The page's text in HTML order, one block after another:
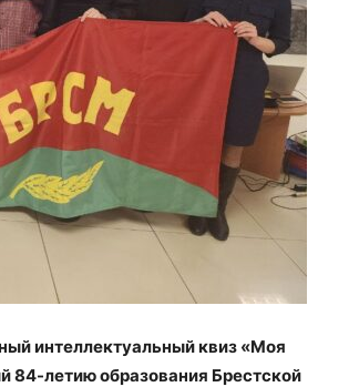
интеллектуальный квиз «Моя
84-летию образования Брестской